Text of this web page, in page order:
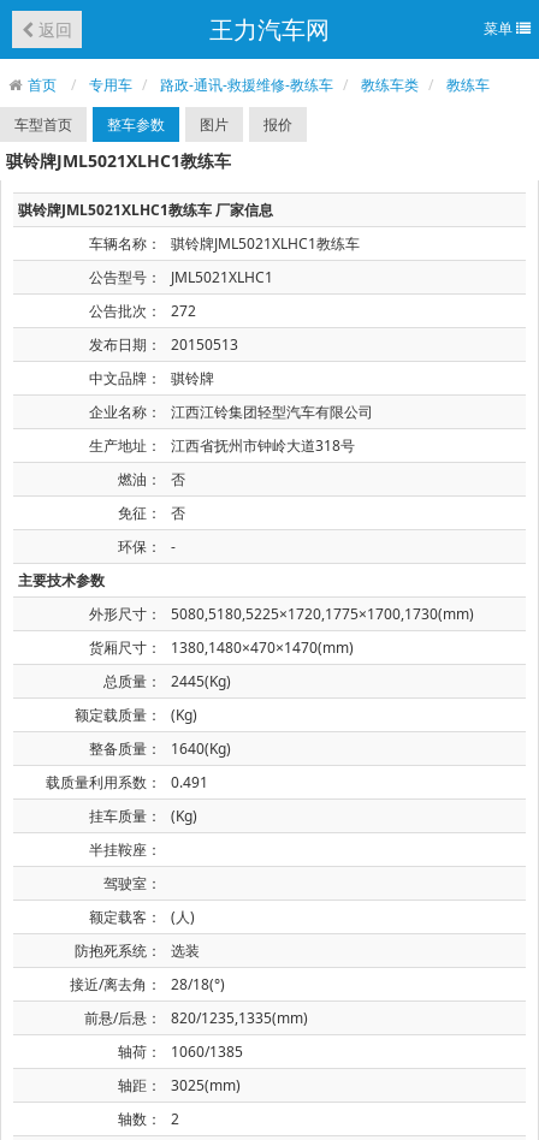
返回 王力汽车网 菜单
首页 专用车 路政-通讯-救援维修-教练车 教练车类
教练车
车型首页
整车参数 图片 报价
骐铃牌JML5021XLHC1教练车
骐铃牌JML5021XLHC1教练车 厂家信息
车辆名称：
骐铃牌JML5021XLHC1教练车
公告型号：
JML5021XLHC1
公告批次：
272
发布日期：
20150513
中文品牌：
骐铃牌
企业名称：
江西江铃集团轻型汽车有限公司
生产地址：
江西省抚州市钟岭大道318号
燃油：
否
免征：
否
环保：
-
主要技术参数
外形尺寸：
5080,5180,5225×1720,1775×1700,1730(mm)
货厢尺寸：
1380,1480×470×1470(mm)
总质量：
2445(Kg)
额定载质量：
(Kg)
整备质量：
1640(Kg)
载质量利用系数：
0.491
挂车质量：
(Kg)
半挂鞍座：
驾驶室：
额定载客：
(人)
防抱死系统：
选装
接近/离去角：
28/18(°)
前悬/后悬：
820/1235,1335(mm)
轴荷：
1060/1385
轴距：
3025(mm)
轴数：
2